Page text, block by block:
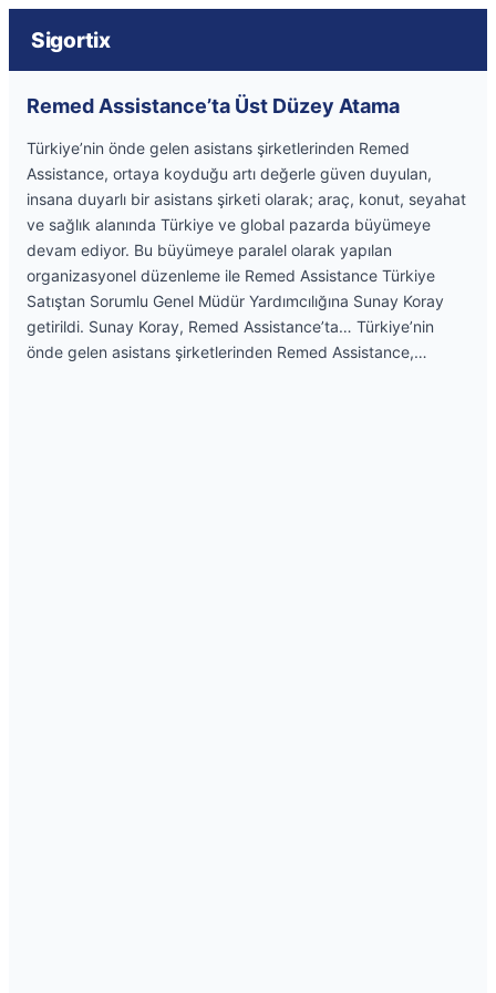
Sigortix
Remed Assistance’ta Üst Düzey Atama
Türkiye’nin önde gelen asistans şirketlerinden Remed
Assistance, ortaya koyduğu artı değerle güven duyulan,
insana duyarlı bir asistans şirketi olarak; araç, konut, seyahat
ve sağlık alanında Türkiye ve global pazarda büyümeye
devam ediyor. Bu büyümeye paralel olarak yapılan
organizasyonel düzenleme ile Remed Assistance Türkiye
Satıştan Sorumlu Genel Müdür Yardımcılığına Sunay Koray
getirildi. Sunay Koray, Remed Assistance’ta… Türkiye’nin
önde gelen asistans şirketlerinden Remed Assistance,…